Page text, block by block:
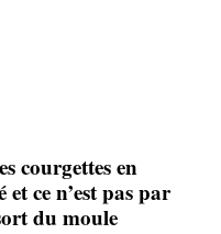
courgettes en
ce n’est pas par
du moule